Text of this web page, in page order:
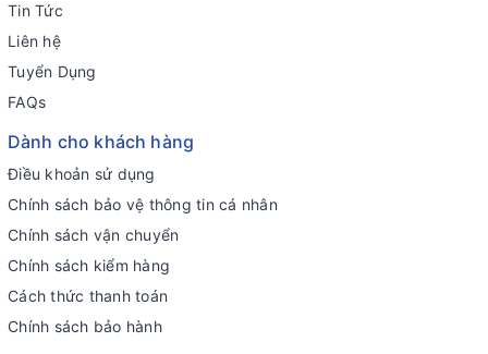
Tin Tức
Liên hệ
Tuyển Dụng
FAQs
Dành cho khách hàng
Điều khoản sử dụng
Chính sách bảo vệ thông tin cá nhân
Chính sách vận chuyển
Chính sách kiểm hàng
Cách thức thanh toán
Chính sách bảo hành